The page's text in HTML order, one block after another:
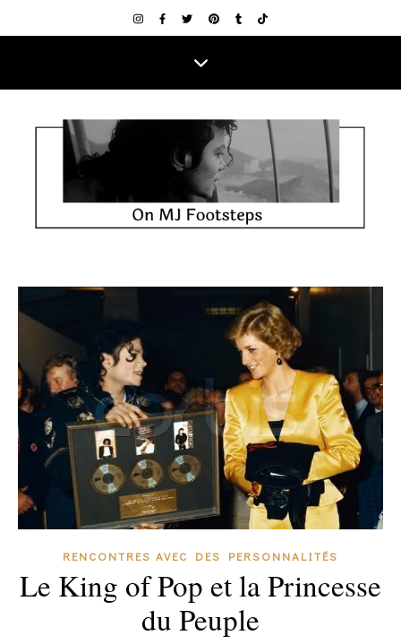
RENCONTRES AVEC DES PERSONNALITÉS
Le King of Pop et la Princesse
du Peuple